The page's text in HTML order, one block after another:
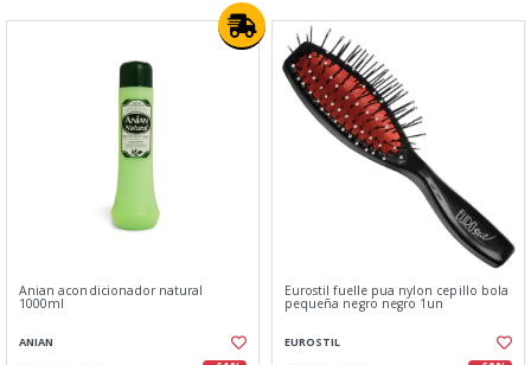
Anian acondicionador natural
1000ml
ANIAN
Eurostil fuelle pua nylon cepillo bola
pequeña negro negro 1un
EUROSTIL